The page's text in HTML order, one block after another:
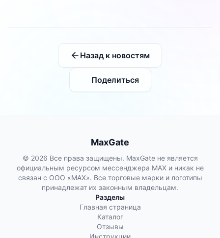
Назад к новостям
Поделиться
MaxGate
© 2026 Все права защищены. MaxGate не является
официальным ресурсом мессенджера MAX и никак не
связан с ООО «МАХ». Все торговые марки и логотипы
принадлежат их законным владельцам.
Разделы
Главная страница
Каталог
Отзывы
Инструкции